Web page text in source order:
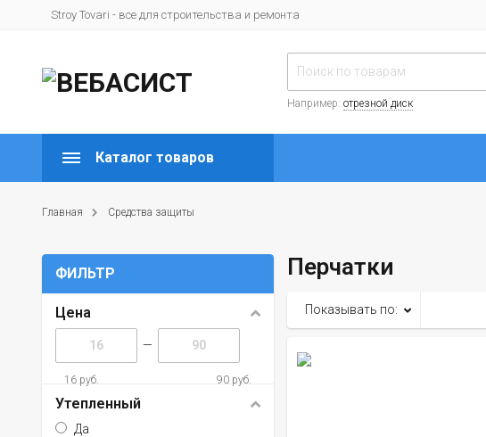
Stroy Tovari - все для строительства и ремонта
Например: отрезной диск
Каталог товаров
Главная Средства защиты
ФИЛЬТР
Цена
—
16 руб. 90 руб.
Утепленный
Да
Перчатки
Показывать по: